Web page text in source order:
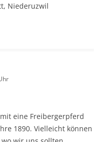
Niederuzwil
eine Freibergerpferd
1890. Vielleicht können